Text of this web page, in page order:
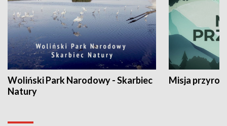
Woliński Park Narodowy - Skarbiec
Natury
Misja